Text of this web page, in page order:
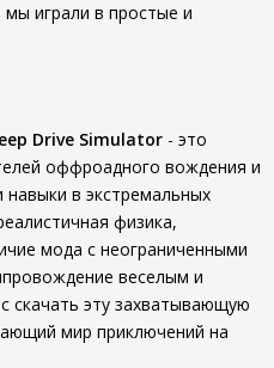
играли в простые и
Drive Simulator - это
оффроадного вождения и
навыки в экстремальных
физика,
мода с неограниченными
веселым и
скачать эту захватывающую
мир приключений на